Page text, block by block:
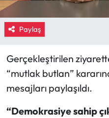
Paylaş
Gerçekleştirilen
“mutlak butlan”
mesajları paylaşıldı.
“Demokrasiye sahip
İskilip Haberleri
Kargı Haberleri
Kimdir?
Kültür Sanat
Laçin Haberleri